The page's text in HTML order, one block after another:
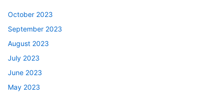
October 2023
September 2023
August 2023
July 2023
June 2023
May 2023